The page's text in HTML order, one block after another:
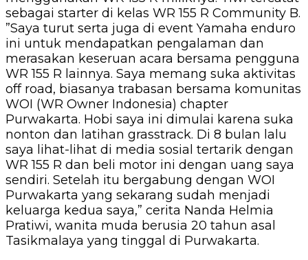
sebagai starter di kelas WR 155 R Community B.
”Saya turut serta juga di event Yamaha enduro
ini untuk mendapatkan pengalaman dan
merasakan keseruan acara bersama pengguna
WR 155 R lainnya. Saya memang suka aktivitas
off road, biasanya trabasan bersama komunitas
WOI (WR Owner Indonesia) chapter
Purwakarta. Hobi saya ini dimulai karena suka
nonton dan latihan grasstrack. Di 8 bulan lalu
saya lihat-lihat di media sosial tertarik dengan
WR 155 R dan beli motor ini dengan uang saya
sendiri. Setelah itu bergabung dengan WOI
Purwakarta yang sekarang sudah menjadi
keluarga kedua saya,” cerita Nanda Helmia
Pratiwi, wanita muda berusia 20 tahun asal
Tasikmalaya yang tinggal di Purwakarta.